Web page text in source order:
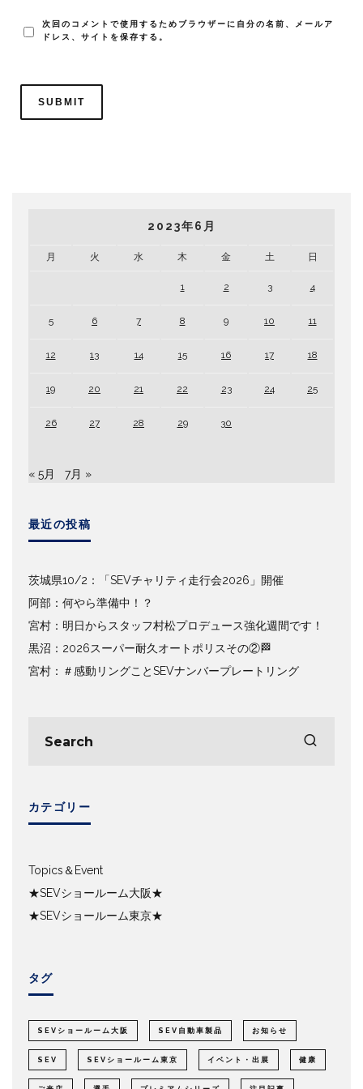
次回のコメントで使用するためブラウザーに自分の名前、メールア
ドレス、サイトを保存する。
2023年6月
月 火 水 木 金 土 日
1 2 3 4
5 6 7 8 9 10 11
12 13 14 15 16 17 18
19 20 21 22 23 24 25
26 27 28 29 30
« 5月 7月 »
最近の投稿
茨城県10/2：「SEVチャリティ走行会2026」開催
阿部：何やら準備中！？
宮村：明日からスタッフ村松プロデュース強化週間です！
黒沼：2026スーパー耐久オートポリスその②🏁
宮村：＃感動リングことSEVナンバープレートリング
カテゴリー
Topics＆Event
★SEVショールーム大阪★
★SEVショールーム東京★
タグ
SEVショールーム大阪 SEV自動車製品 お知らせ
SEV SEVショールーム東京 イベント・出展 健康